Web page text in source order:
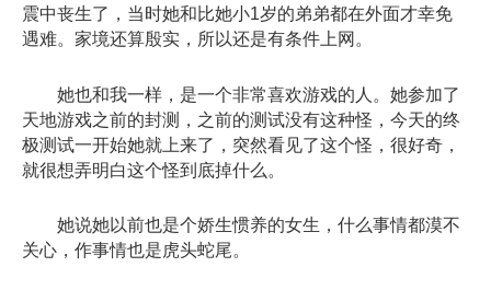
震中丧生了，当时她和比她小1岁的弟弟都在外面才幸免
遇难。家境还算殷实，所以还是有条件上网。
她也和我一样，是一个非常喜欢游戏的人。她参加了
天地游戏之前的封测，之前的测试没有这种怪，今天的终
极测试一开始她就上来了，突然看见了这个怪，很好奇，
就很想弄明白这个怪到底掉什么。
她说她以前也是个娇生惯养的女生，什么事情都漠不
关心，作事情也是虎头蛇尾。